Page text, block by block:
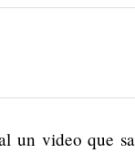
un video que